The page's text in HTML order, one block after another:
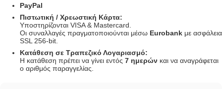
PayPal
Πιστωτική / Χρεωστική Κάρτα:
Υποστηρίζονται VISA & Mastercard.
Οι συναλλαγές πραγματοποιούνται μέσω Eurobank με ασφάλεια
SSL 256-bit.
Κατάθεση σε Τραπεζικό Λογαριασμό:
Η κατάθεση πρέπει να γίνει εντός 7 ημερών και να αναγράφεται
ο αριθμός παραγγελίας.